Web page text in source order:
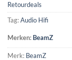
Retourdeals
Tag:Audio Hifi
Merken: BeamZ
Merk: BeamZ